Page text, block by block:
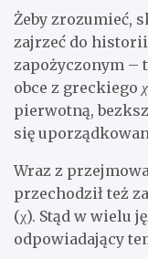
Żeby zrozumieć,
zajrzeć do historii
zapożyczonym –
obce z greckiego
pierwotną,
się
Wraz z
przechodził też
(χ). Stąd w wielu
odpowiadający